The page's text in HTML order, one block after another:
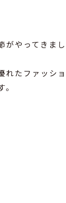
がやってきまし
れたファッショ